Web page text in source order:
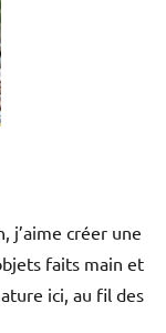
avec
l'espace.
une
soirée disco
dansez !Le
été pensé
en
j’aime créer une
faits main et
ici, au fil des